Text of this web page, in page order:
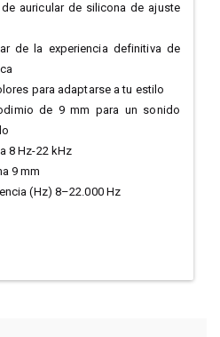
auricular de silicona de ajuste
de la experiencia definitiva de
para adaptarse a tu estilo
de 9 mm para un sonido
8 Hz-22 kHz
9 mm
(Hz) 8–22.000 Hz